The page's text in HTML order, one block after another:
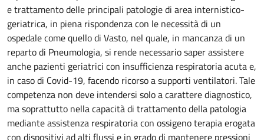
e trattamento delle principali patologie di area internistico-
geriatrica, in piena rispondenza con le necessità di un
ospedale come quello di Vasto, nel quale, in mancanza di un
reparto di Pneumologia, si rende necessario saper assistere
anche pazienti geriatrici con insufficienza respiratoria acuta e,
in caso di Covid-19, facendo ricorso a supporti ventilatori. Tale
competenza non deve intendersi solo a carattere diagnostico,
ma soprattutto nella capacità di trattamento della patologia
mediante assistenza respiratoria con ossigeno terapia erogata
con dispositivi ad alti flussi e in grado di mantenere pressioni